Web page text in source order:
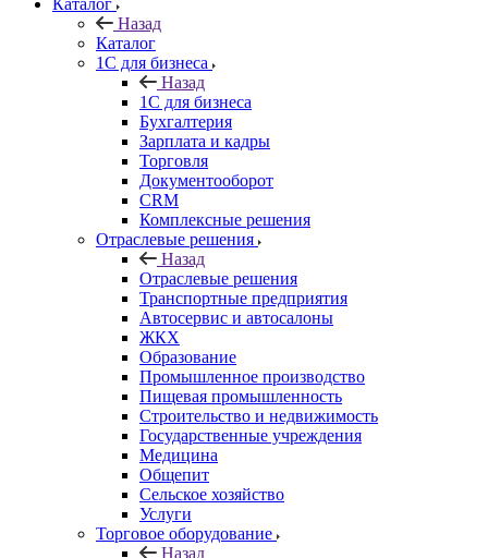
Каталог
Назад
Каталог
1С для бизнеса
Назад
1С для бизнеса
Бухгалтерия
Зарплата и кадры
Торговля
Документооборот
CRM
Комплексные решения
Отраслевые решения
Назад
Отраслевые решения
Транспортные предприятия
Автосервис и автосалоны
ЖКХ
Образование
Промышленное производство
Пищевая промышленность
Строительство и недвижимость
Государственные учреждения
Медицина
Общепит
Сельское хозяйство
Услуги
Торговое оборудование
Назад